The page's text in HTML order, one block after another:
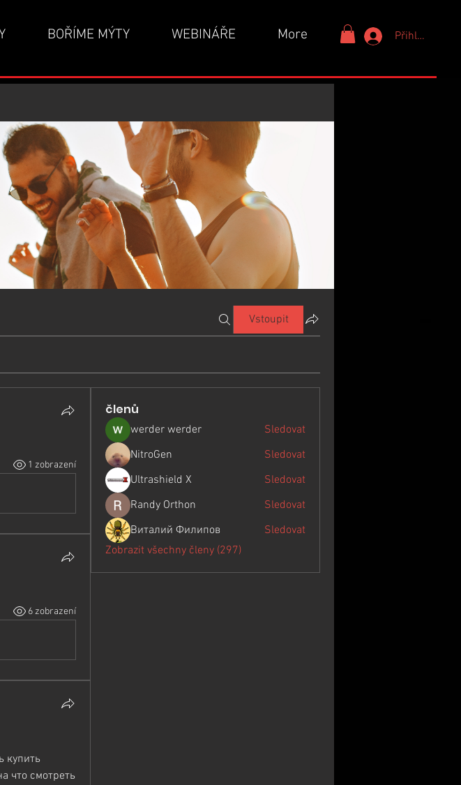
BOŘÍME MÝTY WEBINÁŘE More Přihlášení
Vstoupit
1 zobrazení
6 zobrazení
купить
что смотреть
členů
werder werder
Sledovat
NitroGen
Sledovat
Ultrashield X
Sledovat
Randy Orthon
Sledovat
Виталий Филипов
Sledovat
Zobrazit všechny členy (297)